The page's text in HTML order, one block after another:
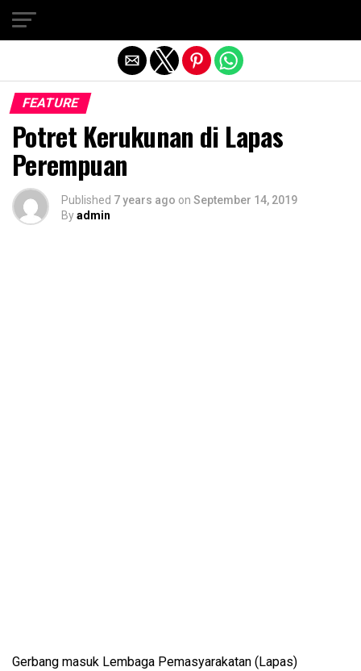
FEATURE
Potret Kerukunan di Lapas
Perempuan
Published 7 years ago on September 14, 2019
Byadmin
Gerbang masuk Lembaga Pemasyarakatan (Lapas)